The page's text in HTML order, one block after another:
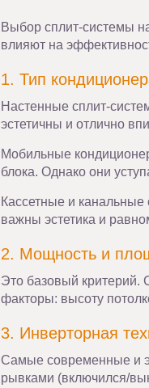
Выбор сплит-системы
влияют на
1. Тип
Настенные сплит-
эстетичны и отлично
Мобильные
блока. Однако они
Кассетные и
важны эстетика и
2. Мощность и
Это базовый критерий.
факторы: высоту
3. Инверторная
Самые современные и
рывками (включился/